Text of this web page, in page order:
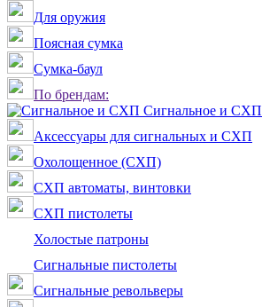
Для оружия
Поясная сумка
Сумка-баул
По брендам:
Сигнальное и СХП
Аксессуары для сигнальных и СХП
Охолощенное (СХП)
СХП автоматы, винтовки
СХП пистолеты
Холостые патроны
Сигнальные пистолеты
Сигнальные револьверы